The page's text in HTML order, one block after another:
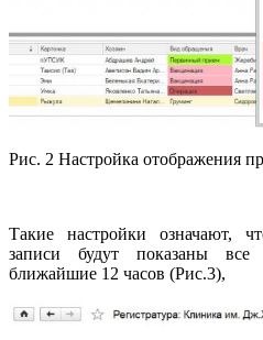
Рис. 2 Настройка отображения
Такие настройки означают,
записи будут показаны
ближайшие 12 часов (Рис.3),